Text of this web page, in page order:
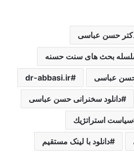
دکتر حسن عباسی
بحث های سنت حسنه
حسن عباسی dr-abbasi.ir
دانلود سخنرانی حسن عباسی
سياست استراتژيك
دانلود با لینک مستقیم